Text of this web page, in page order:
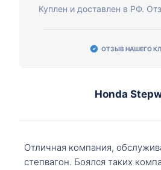
Куплен и доставлен в РФ.
ОТЗЫВ НАШЕГО
Honda
Отличная компания,
степвагон. Боялся таких